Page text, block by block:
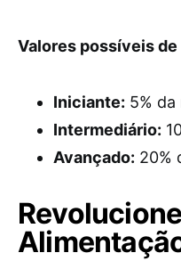
Valores possíveis
Iniciante: 5% da
Intermediário:
Avançado: 20%